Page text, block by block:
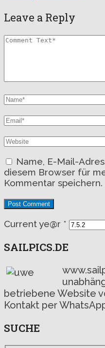
Leave a Reply
Name, E-Mail-
diesem Browser für
Kommentar speichern.
Current ye@r *
SAILPICS.DE
betriebene Website
Kontakt per
SUCHE